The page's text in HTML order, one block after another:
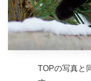
TOPの写真と